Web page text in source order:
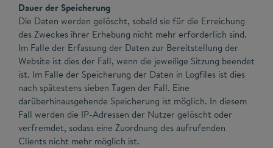
Dauer der Speicherung
Die Daten werden gelöscht, sobald sie für die Erreichung
des Zweckes ihrer Erhebung nicht mehr erforderlich sind.
Im Falle der Erfassung der Daten zur Bereitstellung der
Website ist dies der Fall, wenn die jeweilige Sitzung beendet
ist. Im Falle der Speicherung der Daten in Logfiles ist dies
nach spätestens sieben Tagen der Fall. Eine
darüberhinausgehende Speicherung ist möglich. In diesem
Fall werden die IP-Adressen der Nutzer gelöscht oder
verfremdet, sodass eine Zuordnung des aufrufenden
Clients nicht mehr möglich ist.